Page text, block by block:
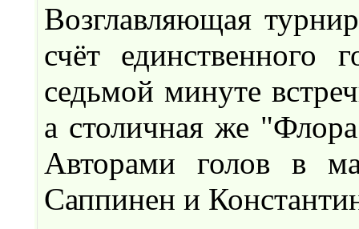
Возглавляющая
счёт единственного
седьмой минуте
а столичная же
Авторами голов в
Саппинен и